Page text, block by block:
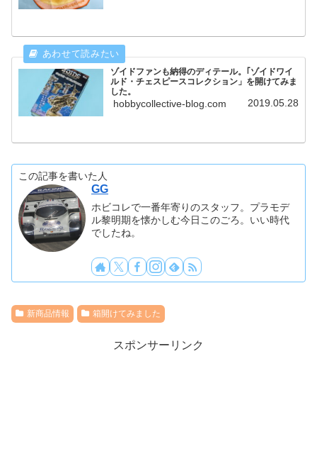
ゾイドファンも納得のディテール。｢ゾイドワイ
ルド・チェスピースコレクション」を開けてみま
した。
hobbycollective-blog.com 2019.05.28
この記事を書いた人
GG
ホビコレで一番年寄りのスタッフ。プラモデ
ル黎明期を懐かしむ今日このごろ。いい時代
でしたね。
新商品情報 箱開けてみました
スポンサーリンク